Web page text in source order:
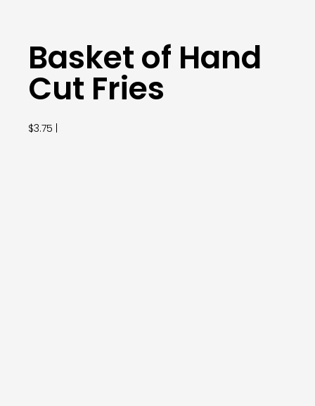
Basket of Hand
Cut Fries
$3.75 |